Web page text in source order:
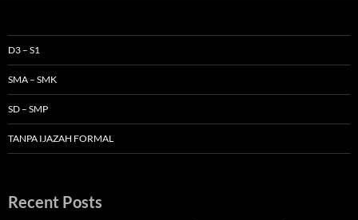
D3 – S1
SMA – SMK
SD – SMP
TANPA IJAZAH FORMAL
Recent Posts